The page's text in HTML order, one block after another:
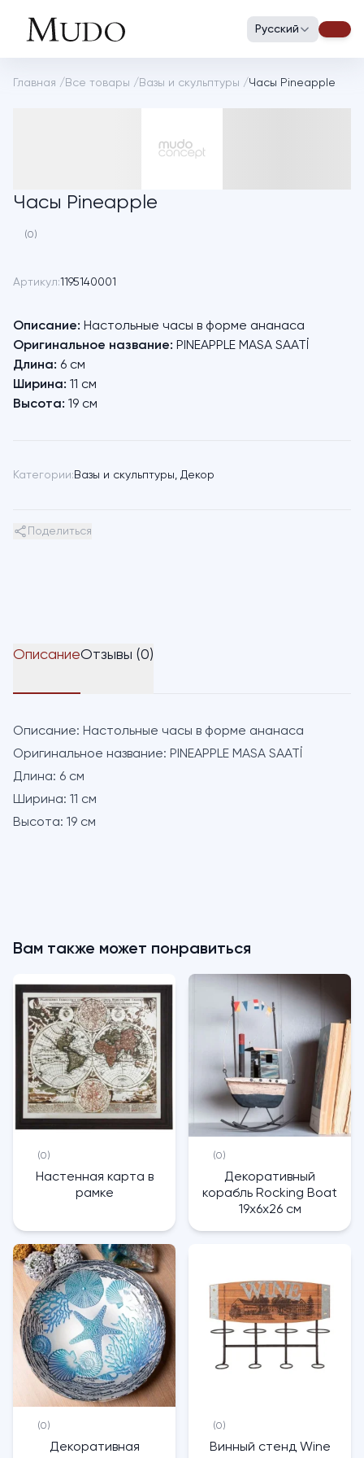
Русский
Главная / Все товары / Вазы и скульптуры /Часы Pineapple
Часы Pineapple
(0)
Артикул:1195140001
Описание: Настольные часы в форме ананаса
Оригинальное название: PINEAPPLE MASA SAATİ
Длина: 6 см
Ширина: 11 см
Высота: 19 см
Категории: Вазы и скульптуры, Декор
Поделиться
ОписаниеОтзывы (0)
Описание: Настольные часы в форме ананаса
Оригинальное название: PINEAPPLE MASA SAATİ
Длина: 6 см
Ширина: 11 см
Высота: 19 см
Вам также может понравиться
(0)
Настенная карта в
рамке
(0)
Декоративный
корабль Rocking Boat
19х6х26 см
(0)
Декоративная
(0)
Винный стенд Wine